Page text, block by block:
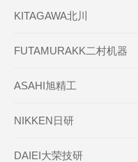
KITAGAWA北川
FUTAMURAKK二村机器
ASAHI旭精工
NIKKEN日研
DAIEI大荣技研